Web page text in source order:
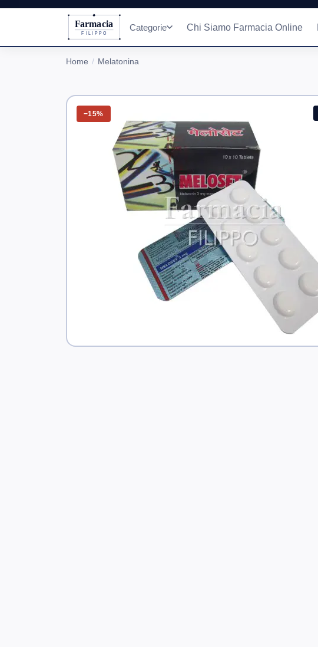
Farmacia
FILIPPO
Categorie Chi Siamo Farmacia Online
Home Melatonina
−15%